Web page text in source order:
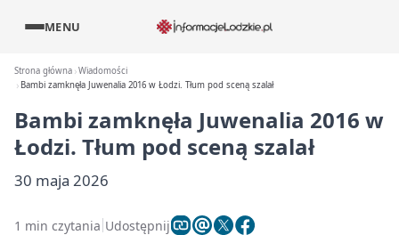
MENU
Strona główna Wiadomości
Bambi zamknęła Juwenalia 2016 w Łodzi. Tłum pod sceną szalał
Bambi zamknęła Juwenalia 2016 w
Łodzi. Tłum pod sceną szalał
30 maja 2026
1 min czytania Udostępnij